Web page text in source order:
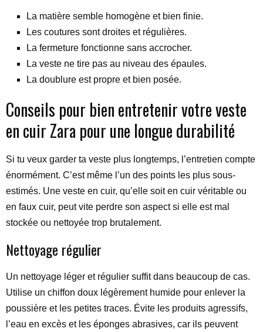
La matière semble homogène et bien finie.
Les coutures sont droites et régulières.
La fermeture fonctionne sans accrocher.
La veste ne tire pas au niveau des épaules.
La doublure est propre et bien posée.
Conseils pour bien entretenir votre veste
en cuir Zara pour une longue durabilité
Si tu veux garder ta veste plus longtemps, l’entretien compte
énormément. C’est même l’un des points les plus sous-
estimés. Une veste en cuir, qu’elle soit en cuir véritable ou
en faux cuir, peut vite perdre son aspect si elle est mal
stockée ou nettoyée trop brutalement.
Nettoyage régulier
Un nettoyage léger et régulier suffit dans beaucoup de cas.
Utilise un chiffon doux légèrement humide pour enlever la
poussière et les petites traces. Évite les produits agressifs,
l’eau en excès et les éponges abrasives, car ils peuvent